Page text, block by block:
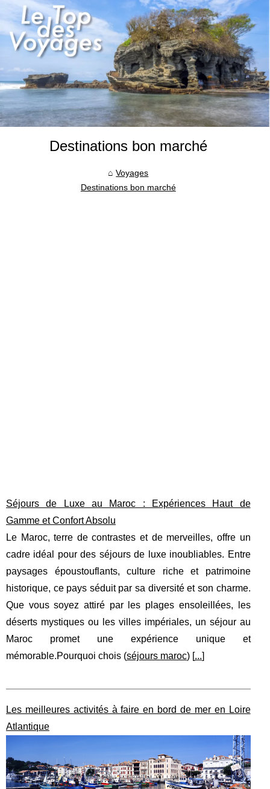
Destinations bon marché
Voyages
Destinations bon marché
Séjours de Luxe au Maroc : Expériences Haut de
Gamme et Confort Absolu
Le Maroc, terre de contrastes et de merveilles, offre un
cadre idéal pour des séjours de luxe inoubliables. Entre
paysages époustouflants, culture riche et patrimoine
historique, ce pays séduit par sa diversité et son charme.
Que vous soyez attiré par les plages ensoleillées, les
déserts mystiques ou les villes impériales, un séjour au
Maroc promet une expérience unique et
mémorable.Pourquoi chois (séjours maroc) [...]
Les meilleures activités à faire en bord de mer en Loire
Atlantique